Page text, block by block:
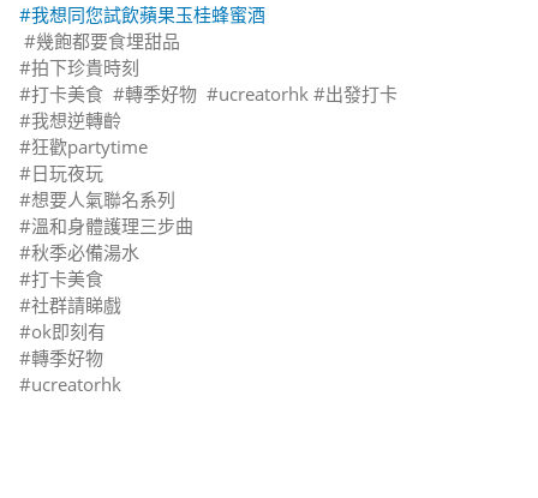
#我想同您試飲蘋果玉桂蜂蜜酒
#幾飽都要食埋甜品
#拍下珍貴時刻
#打卡美食 #轉季好物 #ucreatorhk #出發打卡
#我想逆轉齡
#狂歡partytime
#日玩夜玩
#想要人氣聯名系列
#溫和身體護理三步曲
#秋季必備湯水
#打卡美食
#社群請睇戲
#ok即刻有
#轉季好物
#ucreatorhk